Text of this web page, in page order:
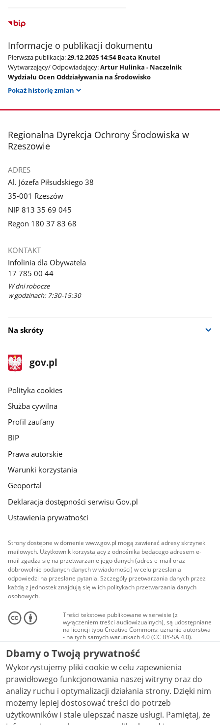
Informacje o publikacji dokumentu
Pierwsza publikacja:29.12.2025 14:54 Beata Knutel
Wytwarzający/ Odpowiadający:Artur Hulinka - Naczelnik
Wydziału Ocen Oddziaływania na Środowisko
Pokaż historię zmian
stopka
Regionalna Dyrekcja Ochrony Środowiska w
Rzeszowie
ADRES
Al. Józefa Piłsudskiego 38
35-001 Rzeszów
NIP 813 35 69 045
Regon 180 37 83 68
KONTAKT
Infolinia dla Obywatela
17 785 00 44
W dni robocze
w godzinach: 7:30-15:30
Na skróty
stopka
gov.pl
Strona
gov.pl
gov.pl
Polityka cookies
Służba cywilna
Profil zaufany
BIP
Prawa autorskie
Warunki korzystania
Geoportal
Deklaracja dostępności serwisu Gov.pl
Ustawienia prywatności
Strony dostępne w domenie www.gov.pl mogą zawierać adresy skrzynek
mailowych. Użytkownik korzystający z odnośnika będącego adresem e-
mail zgadza się na przetwarzanie jego danych (adres e-mail oraz
dobrowolnie podanych danych w wiadomości) w celu przesłania
odpowiedzi na przesłane pytania. Szczegóły przetwarzania danych przez
każdą z jednostek znajdują się w ich politykach przetwarzania danych
osobowych.
Treści tekstowe publikowane w serwisie (z
wyłączeniem treści audiowizualnych), są udostępniane
na licencji typu Creative Commons: uznanie autorstwa
- na tych samych warunkach 4.0 (CC BY-SA 4.0).
Materiały audiowizualne, w tym zdjęcia, materiały
audio i wideo, są udostępniane na licencji typu
Creative Commons: uznanie autorstwa użycie
niekomercyjne - bez utworów zależnych 4.0 (CC BY-
NC-ND 4.0), o ile nie jest to stwierdzone inaczej.
Dbamy o Twoją prywatność
Wykorzystujemy pliki cookie w celu zapewnienia
prawidłowego funkcjonowania naszej witryny oraz do
analizy ruchu i optymalizacji działania strony. Dzięki nim
możemy lepiej dostosować treści do potrzeb
użytkowników i stale ulepszać nasze usługi. Pamiętaj, że